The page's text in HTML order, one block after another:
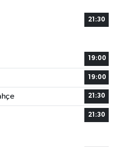
21:30
19:00
19:00
21:30
21:30